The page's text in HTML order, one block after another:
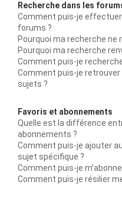
Recherche dans les
Comment puis-je
forums ?
Pourquoi ma recherche ne
Pourquoi ma recherche
Comment puis-je
Comment puis-je
sujets ?
Favoris et abonnements
Quelle est la différence
abonnements ?
Comment puis-je ajouter
sujet spécifique ?
Comment puis-je
Comment puis-je résilier